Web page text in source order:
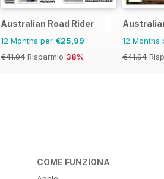
Australian Road Rider
12 Months per €25,99
€41.94 Risparmio 38%
12 Months
€41.94
COME FUNZIONA